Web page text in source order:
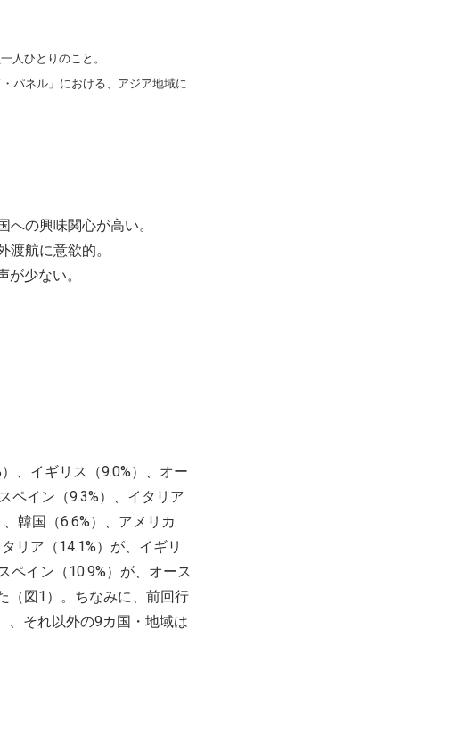
人ひとりのこと。
パネル」における、アジア地域に
の興味関心が高い。
航に意欲的。
少ない。
、イギリス（9.0%）、オー
ペイン（9.3%）、イタリア
韓国（6.6%）、アメリカ
リア（14.1%）が、イギリ
ペイン（10.9%）が、オース
（図1）。ちなみに、前回行
、それ以外の9カ国・地域は